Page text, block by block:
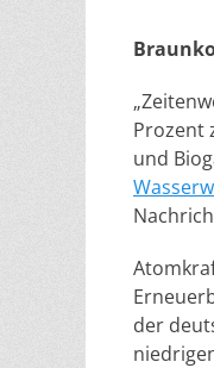
Prozent
und
der